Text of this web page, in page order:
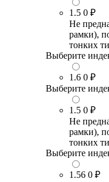
1.5 0 ₽
Не
рамки),
тонких
Выберите
1.6 0 ₽
Выберите
1.5 0 ₽
Не
рамки),
тонких
Выберите
1.56 0 ₽